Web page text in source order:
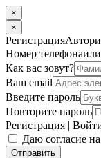
×
×
Регистрация
Номер телефона
Как вас зовут?
Ваш email
Введите пароль
Повторите пароль
Регистрация |
Даю согласие
Отправить